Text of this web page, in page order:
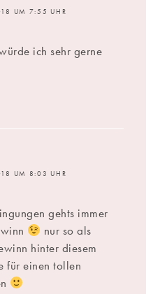
UM 7:55 UHR
ich sehr gerne
UM 8:03 UHR
gehts immer
nur so als
hinter diesem
für einen tollen